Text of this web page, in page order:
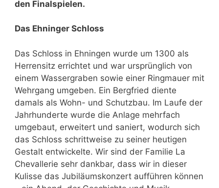
den Finalspielen.
Das Ehninger Schloss
Das Schloss in Ehningen wurde um 1300 als
Herrensitz errichtet und war ursprünglich von
einem Wassergraben sowie einer Ringmauer mit
Wehrgang umgeben. Ein Bergfried diente
damals als Wohn- und Schutzbau. Im Laufe der
Jahrhunderte wurde die Anlage mehrfach
umgebaut, erweitert und saniert, wodurch sich
das Schloss schrittweise zu seiner heutigen
Gestalt entwickelte. Wir sind der Familie La
Chevallerie sehr dankbar, dass wir in dieser
Kulisse das Jubiläumskonzert aufführen können